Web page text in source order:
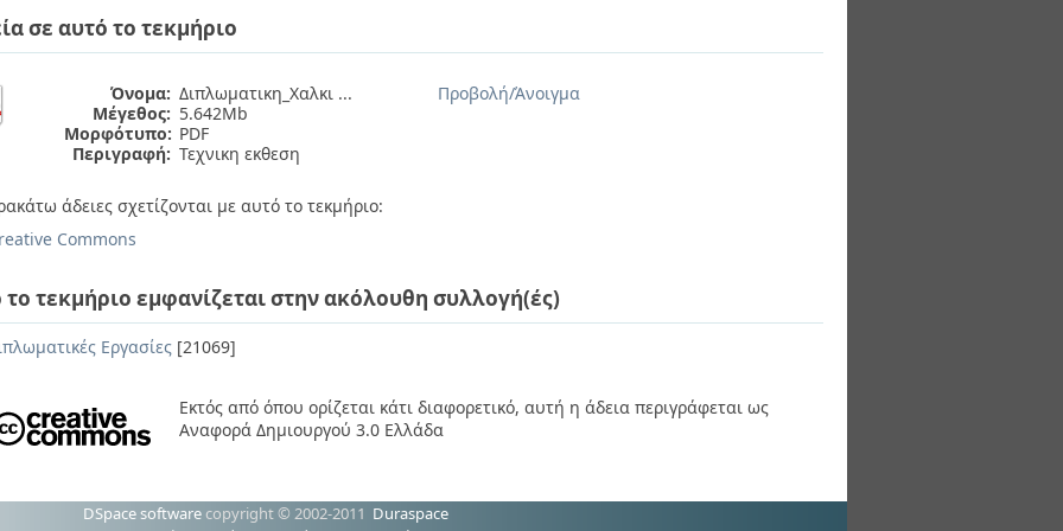
σε αυτό το τεκμήριο
Όνομα: Διπλωματικη_Χαλκι ...
Μέγεθος: 5.642Mb
Μορφότυπο: PDF
Περιγραφή: Τεχνικη εκθεση
Προβολή/Άνοιγμα
άδειες σχετίζονται με αυτό το τεκμήριο:
Commons
το τεκμήριο εμφανίζεται στην ακόλουθη συλλογή(ές)
Εργασίες [21069]
Εκτός από όπου ορίζεται κάτι διαφορετικό, αυτή η άδεια περιγράφεται ως
Αναφορά Δημιουργού 3.0 Ελλάδα
DSpace software copyright © 2002-2011 Duraspace